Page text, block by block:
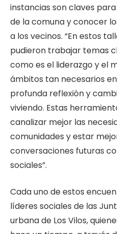
instancias son claves
de la comuna y conocer
a los vecinos. “En estos
pudieron trabajar temas
como es el liderazgo y el
ámbitos tan necesarios
profunda reflexión y
viviendo. Estas
canalizar mejor las
comunidades y estar
conversaciones futuras
sociales”.
Cada uno de estos
líderes sociales de las
urbana de Los Vilos,